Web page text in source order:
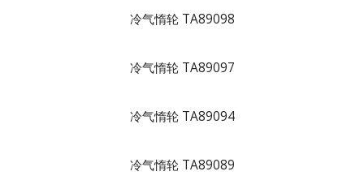
冷气惰轮 TA89098
冷气惰轮 TA89097
冷气惰轮 TA89094
冷气惰轮 TA89089